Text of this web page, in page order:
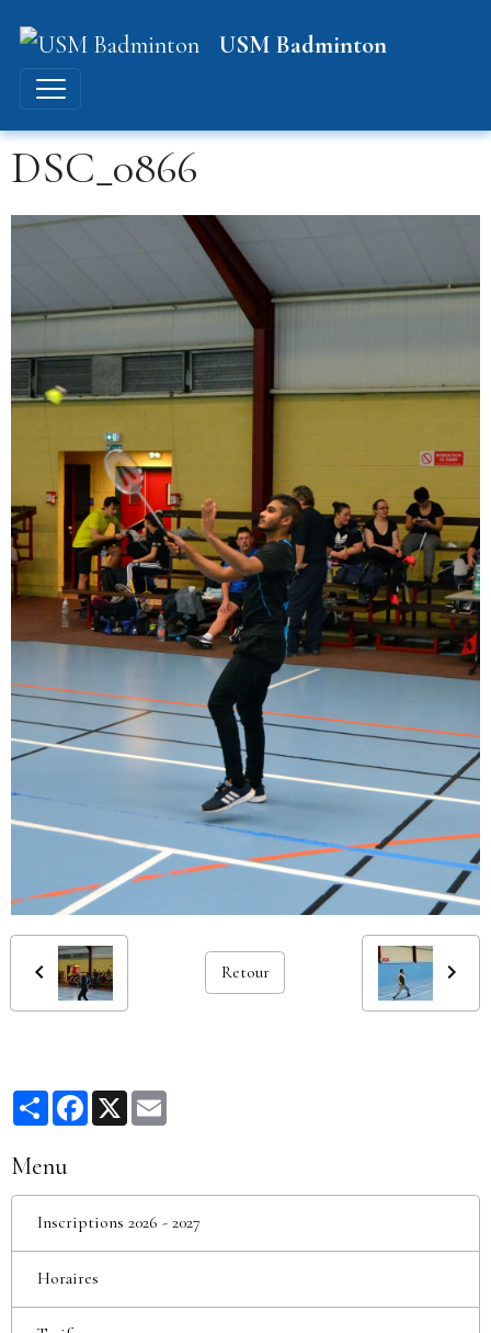
USM Badminton
DSC_0866
Retour
PartagerFacebook
X
Menu
Inscriptions 2026 - 2027
Horaires